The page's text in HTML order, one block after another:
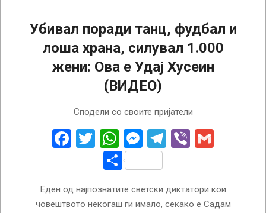
Убивал поради танц, фудбал и
лоша храна, силувал 1.000
жени: Ова е Удај Хусеин
(ВИДЕО)
Сподели со своите пријатели
Facebook
Twitter
WhatsApp
Messenger
Telegram
Viber
Share
Еден од најпознатите светски диктатори кои
човештвото некогаш ги имало, секако е Садам